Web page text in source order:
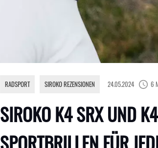
SIROKO K4 SRX UND
RADSPORT SIROKO REZENSIONEN 24.05.2024 6